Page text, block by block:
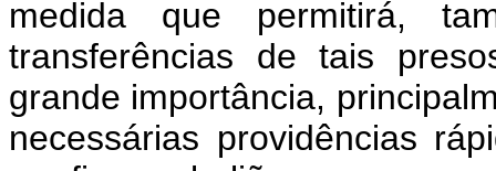
medida que permitirá,
transferências de tais
grande importância,
necessárias providências